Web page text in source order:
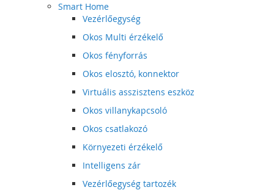
Smart Home
Vezérlőegység
Okos Multi érzékelő
Okos fényforrás
Okos elosztó, konnektor
Virtuális asszisztens eszköz
Okos villanykapcsoló
Okos csatlakozó
Környezeti érzékelő
Intelligens zár
Vezérlőegység tartozék